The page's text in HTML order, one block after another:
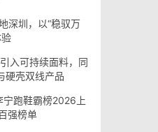
深圳，以“稳驭万
入可持续面料，同
硬壳双线产品
宁跑鞋霸榜2026上
强榜单